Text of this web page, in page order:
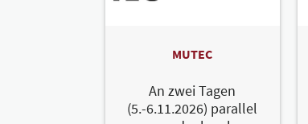
MUTEC
An zwei Tagen
(5.-6.11.2026) parallel